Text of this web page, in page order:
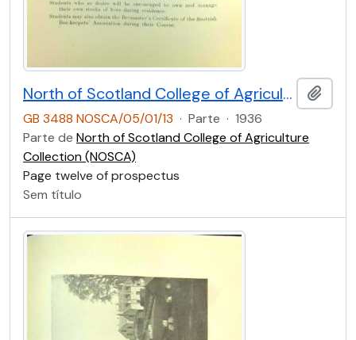
North of Scotland College of Agriculture Prospectus of Craibstone School of Rural Domestic Economy 1936 [Page Twelve]
GB 3488 NOSCA/05/01/13 · Parte · 1936
Parte de North of Scotland College of Agriculture
Collection (NOSCA)
Page twelve of prospectus
Sem título